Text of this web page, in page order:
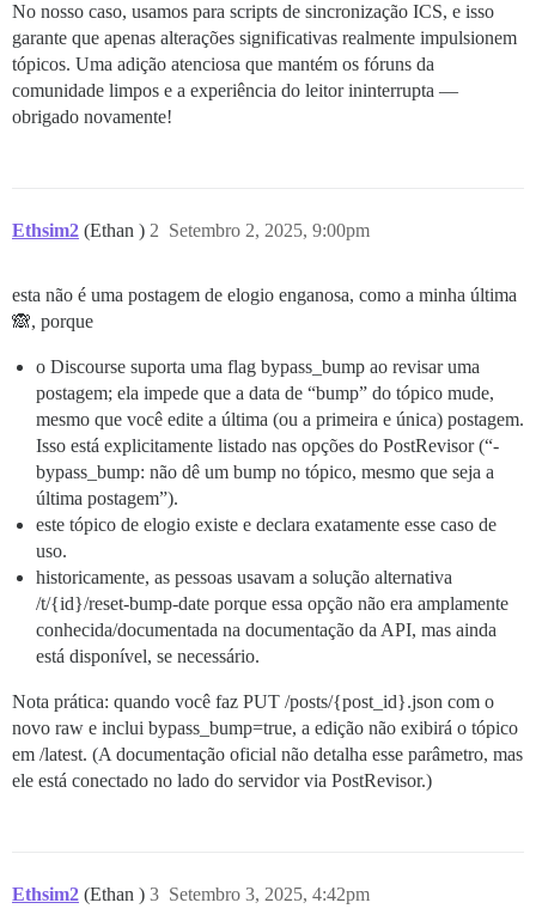
No nosso caso, usamos para scripts de sincronização ICS, e isso
garante que apenas alterações significativas realmente impulsionem
tópicos. Uma adição atenciosa que mantém os fóruns da
comunidade limpos e a experiência do leitor ininterrupta —
obrigado novamente!
Ethsim2 (Ethan ) Setembro 2, 2025, 9:00pm
2
esta não é uma postagem de elogio enganosa, como a minha última
🙈, porque
o Discourse suporta uma flag bypass_bump ao revisar uma
postagem; ela impede que a data de “bump” do tópico mude,
mesmo que você edite a última (ou a primeira e única) postagem.
Isso está explicitamente listado nas opções do PostRevisor (“-
bypass_bump: não dê um bump no tópico, mesmo que seja a
última postagem”).
este tópico de elogio existe e declara exatamente esse caso de
uso.
historicamente, as pessoas usavam a solução alternativa
/t/{id}/reset-bump-date porque essa opção não era amplamente
conhecida/documentada na documentação da API, mas ainda
está disponível, se necessário.
Nota prática: quando você faz PUT /posts/{post_id}.json com o
novo raw e inclui bypass_bump=true, a edição não exibirá o tópico
em /latest. (A documentação oficial não detalha esse parâmetro, mas
ele está conectado no lado do servidor via PostRevisor.)
Ethsim2 (Ethan ) Setembro 3, 2025, 4:42pm
3